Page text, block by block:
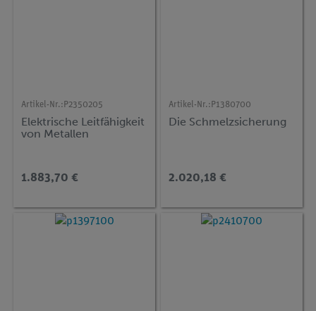
Artikel-Nr.: P2350205
Elektrische Leitfähigkeit
von Metallen
1.883,70 €
Artikel-Nr.: P1380700
Die Schmelzsicherung
2.020,18 €